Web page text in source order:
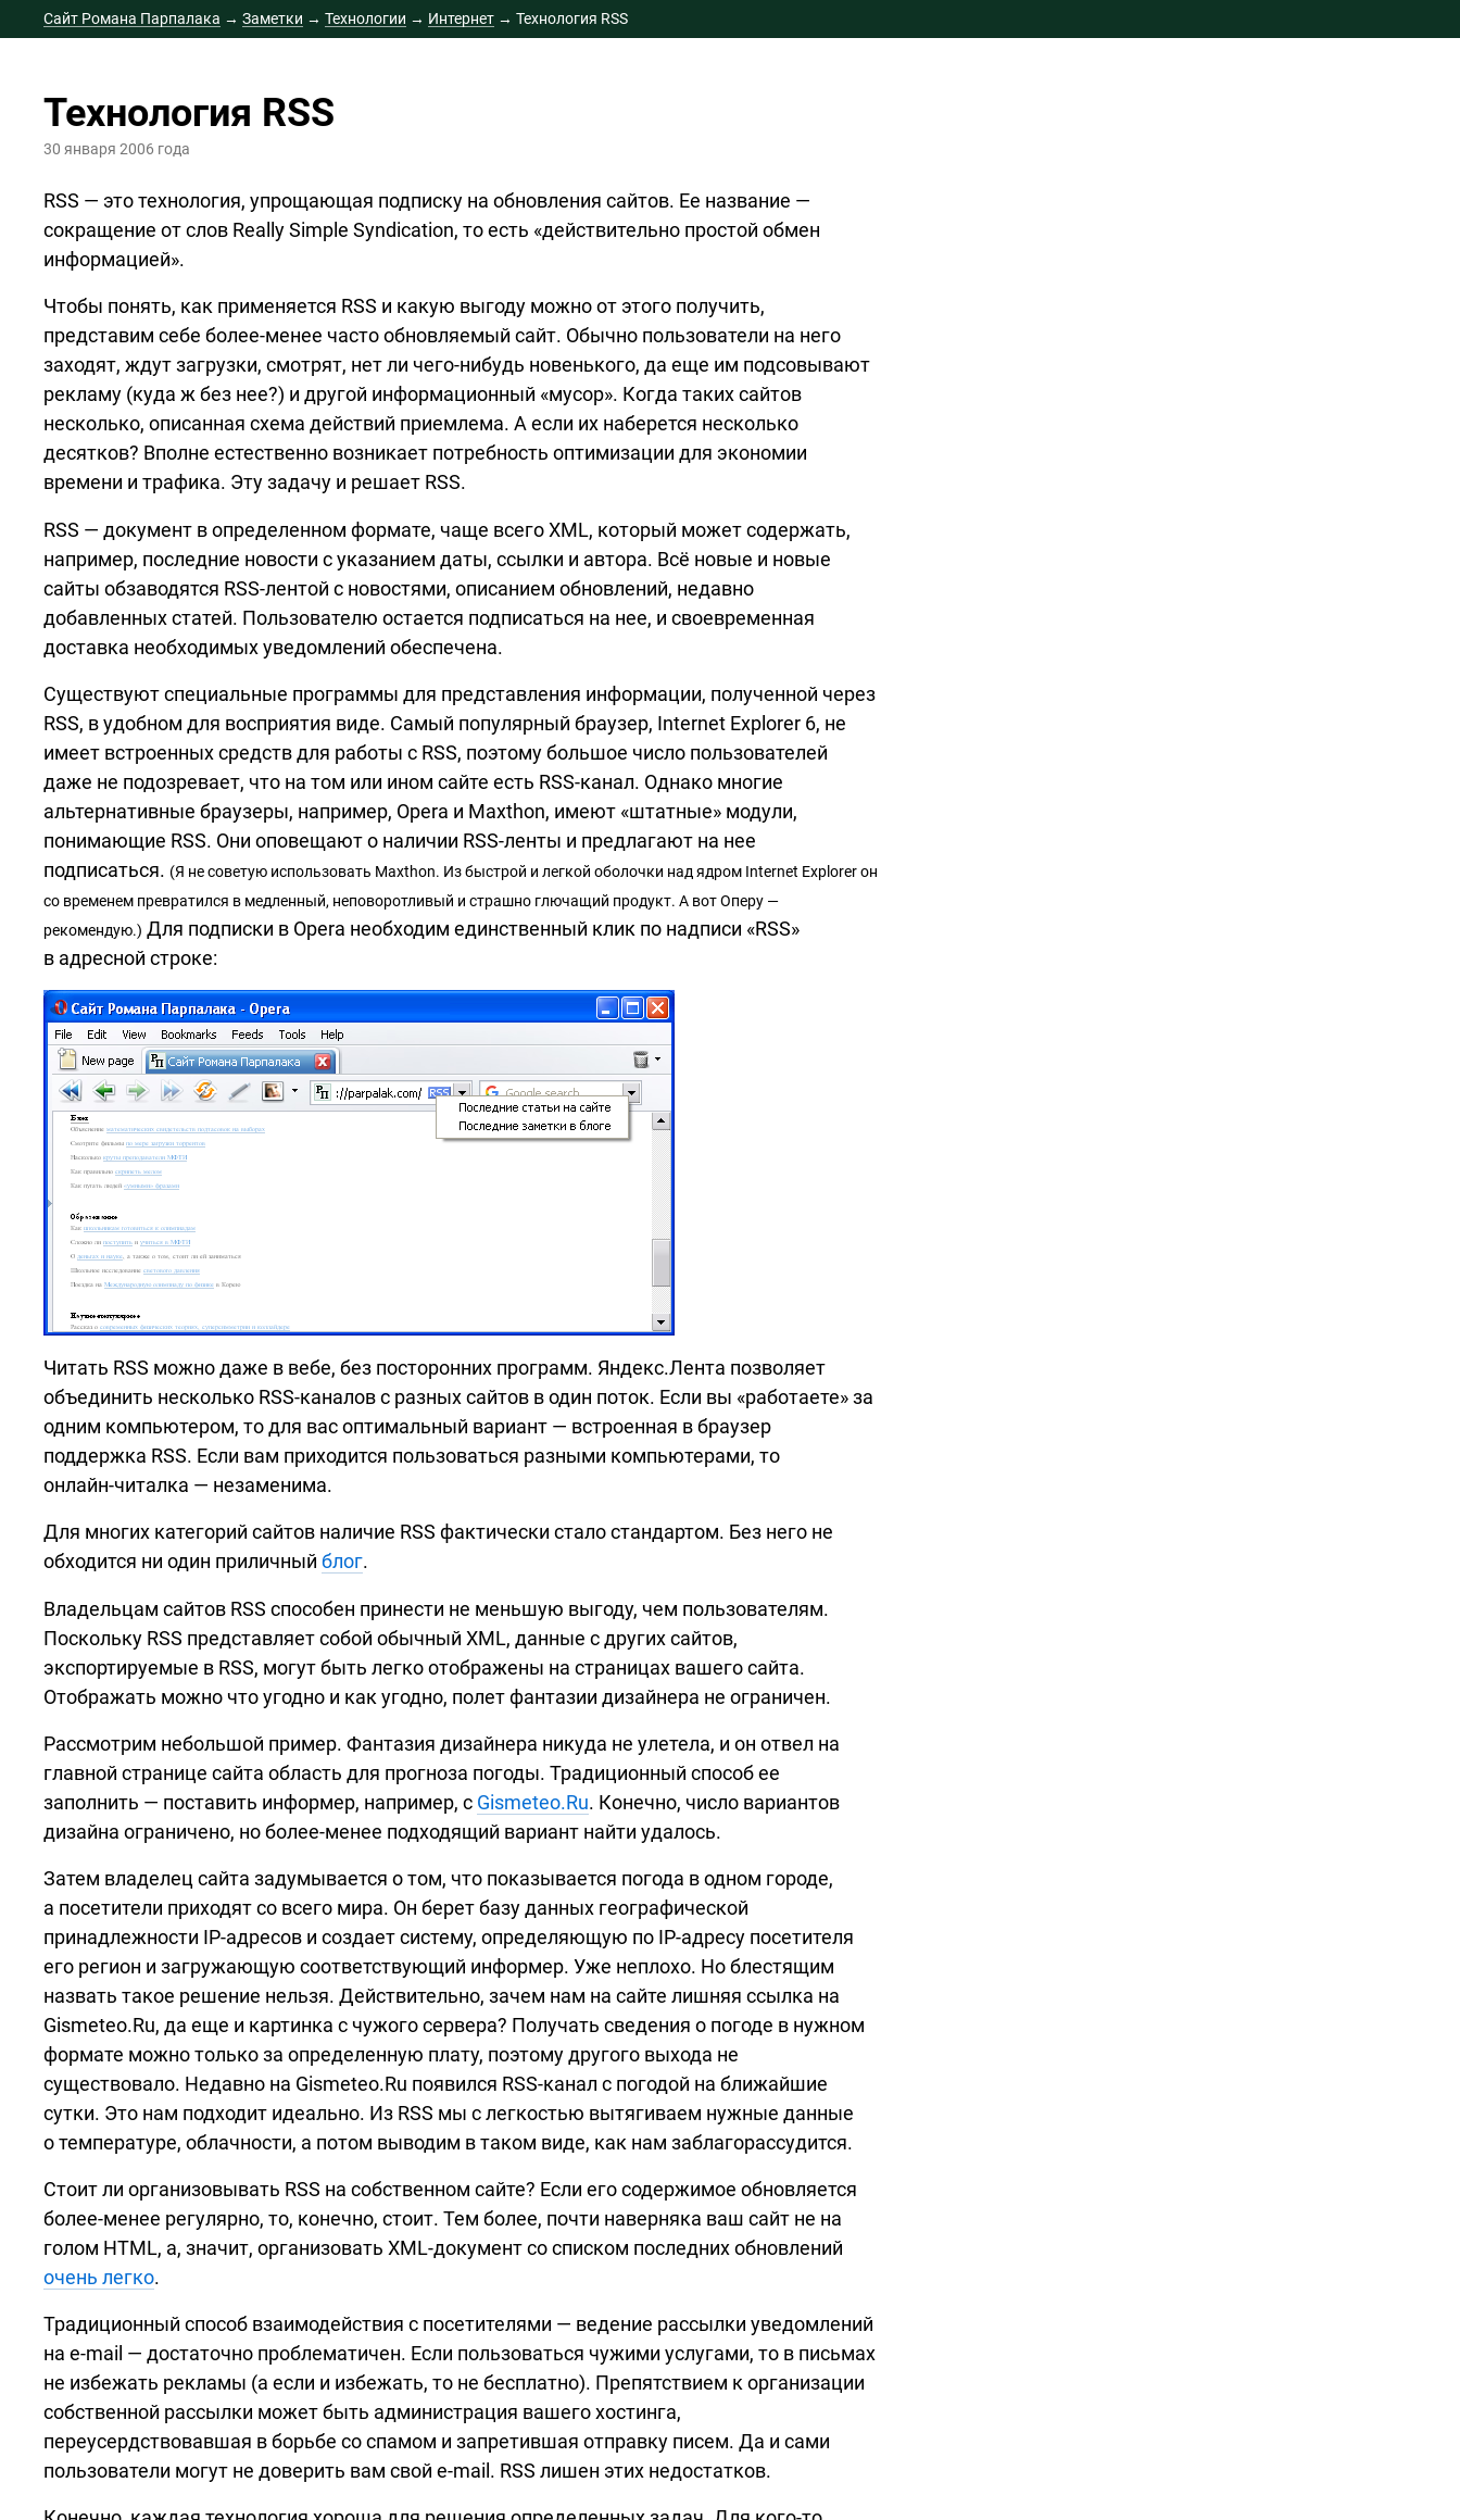
Сайт Романа Парпалака →Заметки →Технологии → Интернет →Технология RSS
Технология RSS
30 января 2006 года
RSS — это технология, упрощающая подписку на обновления сайтов. Ее название —
сокращение от слов Really Simple Syndication, то есть «действительно простой обмен
информацией».
Чтобы понять, как применяется RSS и какую выгоду можно от этого получить,
представим себеболее-менее часто обновляемый сайт. Обычно пользователи на него
заходят, ждут загрузки, смотрят, нет личего-нибудь новенького, да еще им подсовывают
рекламу (куда ж без нее?) и другой информационный «мусор». Когда таких сайтов
несколько, описанная схема действий приемлема. А если их наберется несколько
десятков? Вполне естественно возникает потребность оптимизации для экономии
времени и трафика. Эту задачу и решает RSS.
RSS — документ в определенном формате, чаще всего XML, который может содержать,
например, последние новости с указанием даты, ссылки и автора. Всё новые и новые
сайты обзаводятся RSS-лентой с новостями, описанием обновлений, недавно
добавленных статей. Пользователю остается подписаться на нее, и своевременная
доставка необходимых уведомлений обеспечена.
Существуют специальные программы для представления информации, полученной через
RSS, в удобном для восприятия виде. Самый популярный браузер, Internet Explorer 6, не
имеет встроенных средств для работы с RSS, поэтому большое число пользователей
даже не подозревает, что на том или ином сайте есть RSS-канал. Однако многие
альтернативные браузеры, например, Opera и Maxthon, имеют «штатные» модули,
понимающие RSS. Они оповещают о наличии RSS-ленты и предлагают на нее
подписаться. (Я не советую использовать Maxthon. Из быстрой и легкой оболочки над ядром Internet Explorer он
со временем превратился в медленный, неповоротливый и страшно глючащий продукт. А вот Оперу —
рекомендую.) Для подписки в Opera необходим единственный клик по надписи «RSS»
в адресной строке:
Читать RSS можно даже в вебе, без посторонних программ. Яндекс.Лента позволяет
объединить несколько RSS-каналовс разных сайтов в один поток. Если вы «работаете» за
одним компьютером, то для вас оптимальный вариант — встроенная в браузер
поддержка RSS. Если вам приходится пользоваться разными компьютерами, то
онлайн-читалка — незаменима.
Для многих категорий сайтов наличие RSS фактически стало стандартом. Без него не
обходится ни один приличныйблог.
Владельцам сайтов RSS способен принести не меньшую выгоду, чем пользователям.
Поскольку RSS представляет собой обычный XML, данные с других сайтов,
экспортируемые в RSS, могут быть легко отображены на страницах вашего сайта.
Отображать можно что угодно и как угодно, полет фантазии дизайнера не ограничен.
Рассмотрим небольшой пример. Фантазия дизайнера никуда не улетела, и он отвел на
главной странице сайта область для прогноза погоды. Традиционный способ ее
заполнить — поставить информер, например, с Gismeteo.Ru. Конечно, число вариантов
дизайна ограничено, ноболее-менее подходящий вариант найти удалось.
Затем владелец сайта задумывается о том, что показывается погода в одном городе,
а посетители приходят со всего мира. Он берет базу данных географической
принадлежности IP-адресов и создает систему, определяющую по IP-адресу посетителя
его регион и загружающую соответствующий информер. Уже неплохо. Но блестящим
назвать такое решение нельзя. Действительно, зачем нам на сайте лишняя ссылка на
Gismeteo.Ru, да еще и картинка с чужого сервера? Получать сведения о погоде в нужном
формате можно только за определенную плату, поэтому другого выхода не
существовало. Недавно на Gismeteo.Ru появился RSS-канал с погодой на ближайшие
сутки. Это нам подходит идеально. Из RSS мы с легкостью вытягиваем нужные данные
о температуре, облачности, а потом выводим в таком виде, как нам заблагорассудится.
Стоит ли организовывать RSS на собственном сайте? Если его содержимое обновляется
более-менее регулярно, то, конечно, стоит. Тем более, почти наверняка ваш сайт не на
голом HTML, а, значит, организоватьXML-документсо списком последних обновлений
очень легко.
Традиционный способ взаимодействия с посетителями — ведение рассылки уведомлений
наe-mail — достаточно проблематичен. Если пользоваться чужими услугами, то в письмах
не избежать рекламы (а если и избежать, то не бесплатно). Препятствием к организации
собственной рассылки может быть администрация вашего хостинга,
переусердствовавшая в борьбе со спамом и запретившая отправку писем. Да и сами
пользователи могут не доверить вам свойe-mail. RSS лишен этих недостатков.